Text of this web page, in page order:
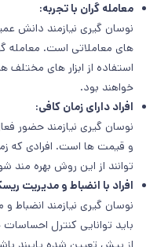
معامله گران با تجربه:
نوسان گیری نیازمند دانش
های معاملاتی است. معامله
استفاده از ابزار های
خواهند بود.
افراد دارای زمان کافی:
نوسان گیری نیازمند حضور
و قیمت ها است. افرادی که
توانند از این روش بهره مند
افراد با انضباط و مدیریت
نوسان گیری نیازمند
باید توانایی کنترل